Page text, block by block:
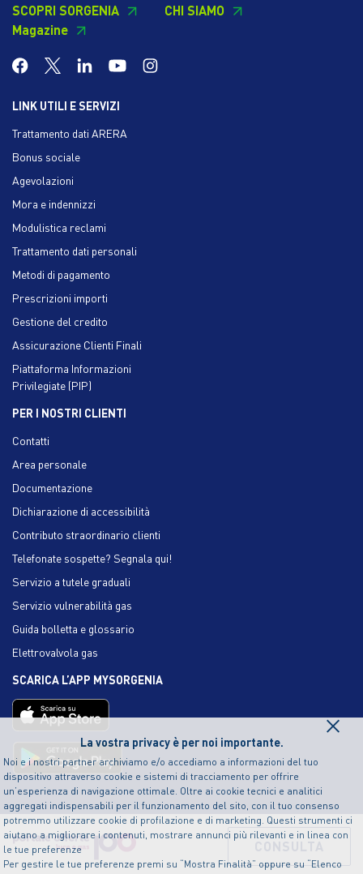
La vostra privacy è per noi importante.
Noi e i nostri partner archiviamo e/o accediamo a informazioni del tuo
dispositivo attraverso cookie e sistemi di tracciamento per offrire
un’esperienza di navigazione ottimale. Oltre ai cookie tecnici e analitici
aggregati indispensabili per il funzionamento del sito, con il tuo consenso
potremmo utilizzare cookie di profilazione e di marketing. Questi strumenti ci
aiutano a migliorare i contenuti, mostrare annunci più rilevanti e in linea con
le tue preferenze
Per gestire le tue preferenze premi su “Mostra Finalità” oppure su “Elenco
×
SCOPRI SORGENIA
CHI SIAMO
Magazine
LINK UTILI E SERVIZI
Trattamento dati ARERA
Bonus sociale
Agevolazioni
Mora e indennizzi
Modulistica reclami
Trattamento dati personali
Metodi di pagamento
Prescrizioni importi
Gestione del credito
Assicurazione Clienti Finali
Piattaforma Informazioni
Privilegiate (PIP)
PER I NOSTRI CLIENTI
Contatti
Area personale
Documentazione
Dichiarazione di accessibilità
Contributo straordinario clienti
Telefonate sospette? Segnala qui!
Servizio a tutele graduali
Servizio vulnerabilità gas
Guida bolletta e glossario
Elettrovalvola gas
SCARICA L’APP MYSORGENIA